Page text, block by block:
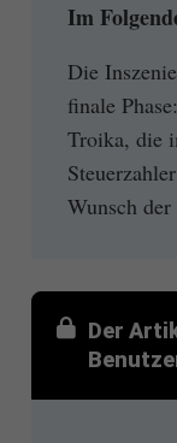
Im
Die
finale
Troika, die
Wunsch
Der